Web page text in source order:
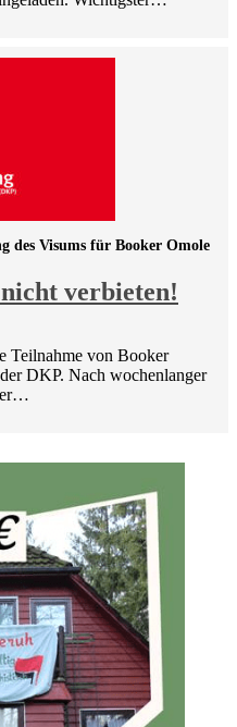
verbieten!
des Visums für Booker Omole
Teilnahme von Booker
DKP. Nach wochenlanger